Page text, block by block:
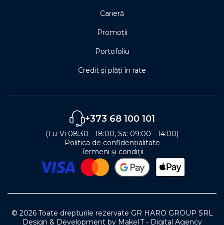
Carieră
Promoții
Portofoliu
Credit și plăți în rate
+373 68 100 101
(Lu-Vi 08:30 - 18:00, Sa: 09:00 - 14:00)
Politica de confidențialitate
Termeni și condiții
© 2026 Toate drepturile rezervate GR HARO GROUP SRL
Design & Development by MakeIT - Digital Agency